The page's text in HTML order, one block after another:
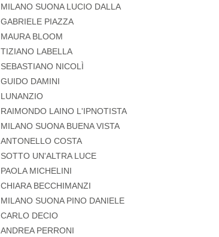
MILANO SUONA LUCIO DALLA
GABRIELE PIAZZA
MAURA BLOOM
TIZIANO LABELLA
SEBASTIANO NICOLÌ
GUIDO DAMINI
LUNANZIO
RAIMONDO LAINO L'IPNOTISTA
MILANO SUONA BUENA VISTA
ANTONELLO COSTA
SOTTO UN'ALTRA LUCE
PAOLA MICHELINI
CHIARA BECCHIMANZI
MILANO SUONA PINO DANIELE
CARLO DECIO
ANDREA PERRONI